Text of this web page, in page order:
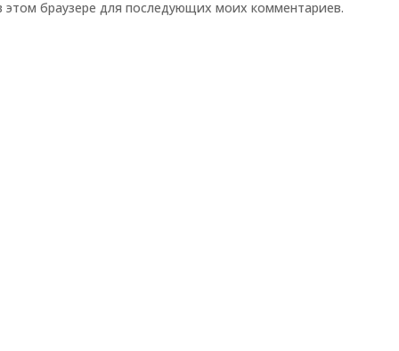
браузере для последующих моих комментариев.